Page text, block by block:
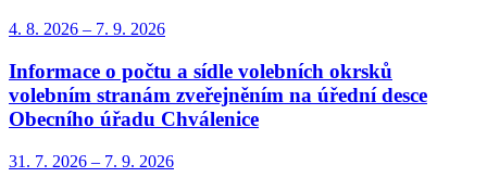
4. 8. 2026 – 7. 9. 2026
Informace o počtu a sídle volebních okrsků
volebním stranám zveřejněním na úřední desce
Obecního úřadu Chválenice
31. 7. 2026 – 7. 9. 2026